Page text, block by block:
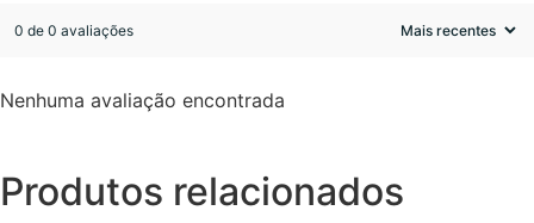
0 de 0 avaliações
Nenhuma avaliação encontrada
Produtos relacionados